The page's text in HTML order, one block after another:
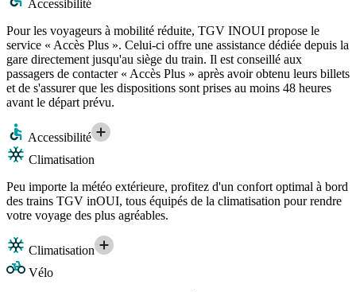
Accessibilité
Pour les voyageurs à mobilité réduite, TGV INOUI propose le
service « Accès Plus ». Celui-ci offre une assistance dédiée depuis la
gare directement jusqu'au siège du train. Il est conseillé aux
passagers de contacter « Accès Plus » après avoir obtenu leurs billets
et de s'assurer que les dispositions sont prises au moins 48 heures
avant le départ prévu.
Accessibilité
Climatisation
Peu importe la météo extérieure, profitez d'un confort optimal à bord
des trains TGV inOUI, tous équipés de la climatisation pour rendre
votre voyage des plus agréables.
Climatisation
Vélo